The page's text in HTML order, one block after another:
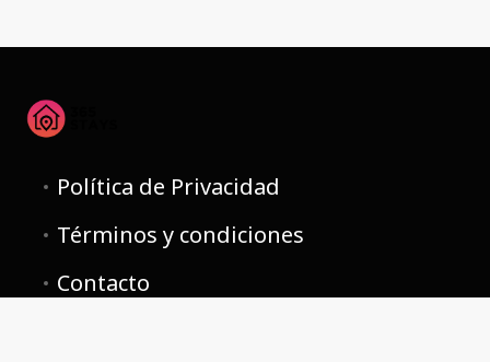
Política de Privacidad
Términos y condiciones
Contacto